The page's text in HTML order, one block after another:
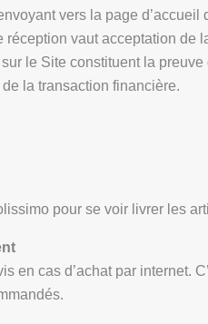
vers la page
vaut acceptation de
le Site constituent la
la transaction financière.
pour se voir livrer les
en cas d’achat par internet.